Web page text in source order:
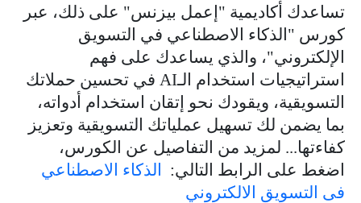
تساعدك أكاديمية "إعمل بيزنس" على ذلك، عبر
كورس "الذكاء الاصطناعي في التسويق
الإلكتروني"، والذي يساعدك على فهم
استراتيجيات استخدام الـAI في تحسين حملاتك
التسويقية، ويقودك نحو إتقان استخدام أدواته،
بما يضمن لك تسهيل عملياتك التسويقية وتعزيز
كفاءتها... لمزيد من التفاصيل عن الكورس،
اضغط على الرابط التالي:
الذكاء الاصطناعي
فى التسويق الالكتروني